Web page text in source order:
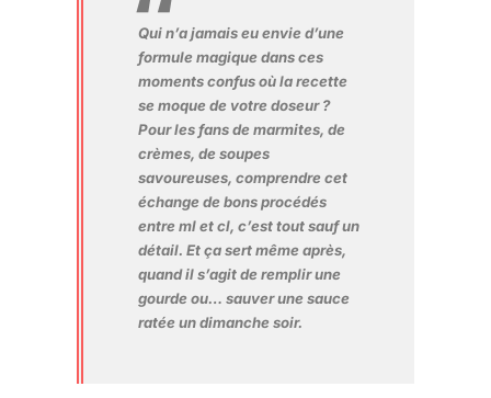
Qui n’a jamais eu envie d’une
formule magique dans ces
moments confus où la recette
se moque de votre doseur ?
Pour les fans de marmites, de
crèmes, de soupes
savoureuses, comprendre cet
échange de bons procédés
entre ml et cl, c’est tout sauf un
détail. Et ça sert même après,
quand il s’agit de remplir une
gourde ou… sauver une sauce
ratée un dimanche soir.